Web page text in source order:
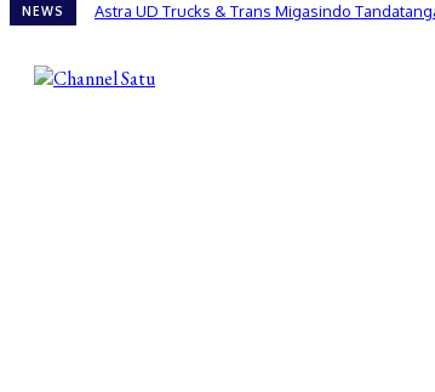
NEWS Astra UD Trucks & Trans Migasindo